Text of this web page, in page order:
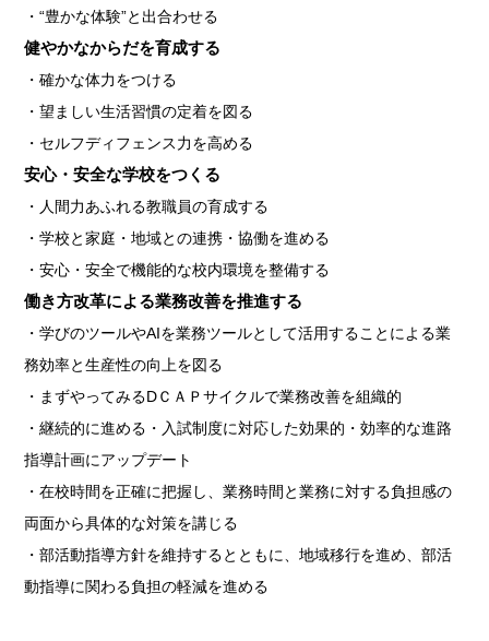
・“豊かな体験”と出合わせる
健やかなからだを育成する
・確かな体力をつける
・望ましい生活習慣の定着を図る
・セルフディフェンス力を高める
安心・安全な学校をつくる
・人間力あふれる教職員の育成する
・学校と家庭・地域との連携・協働を進める
・安心・安全で機能的な校内環境を整備する
働き方改革による業務改善を推進する
・学びのツールやAIを業務ツールとして活用することによる業
務効率と生産性の向上を図る
・ まずやってみるDＣＡＰサイクルで業務改善を組織的
・継続的に進める ・ 入試制度に対応した効果的・効率的な進路
指導計画にアップデート
・在校時間を正確に把握し、業務時間と業務に対する負担感の
両面から具体的な対策を講じる
・部活動指導方針を維持するとともに、地域移行を進め、部活
動指導に関わる負担の軽減を進める